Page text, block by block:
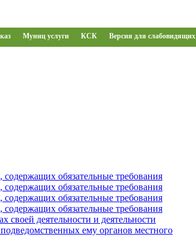
Муниц услуги КСК Версия для слабовидящих
обязательные требования
обязательные требования
обязательные требования
обязательные требования
своей деятельности и деятельности
ему органов местного